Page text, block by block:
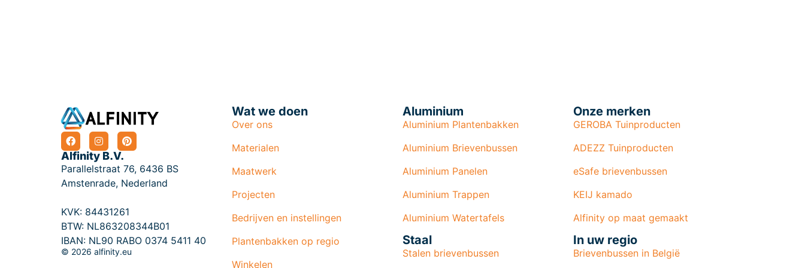
Alfinity B.V.
Parallelstraat 76, 6436 BS
Amstenrade, Nederland
KVK: 84431261
BTW: NL863208344B01
IBAN: NL90 RABO 0374 5411 40
© 2026 alfinity.eu
Wat we doen
Over ons
Materialen
Maatwerk
Projecten
Bedrijven en instellingen
Plantenbakken op regio
Winkelen
Aluminium
Aluminium Plantenbakken
Aluminium Brievenbussen
Aluminium Panelen
Aluminium Trappen
Aluminium Watertafels
Staal
Stalen brievenbussen
Onze merken
GEROBA Tuinproducten
ADEZZ Tuinproducten
eSafe brievenbussen
KEIJ kamado
Alfinity op maat gemaakt
In uw regio
Brievenbussen in België